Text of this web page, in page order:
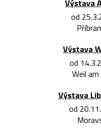
Výstava
od
Výstava
od
Weil
Výstava
od